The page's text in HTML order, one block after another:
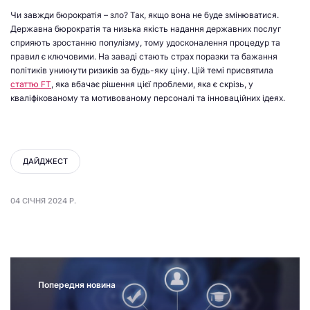
Чи завжди бюрократія – зло? Так, якщо вона не буде змінюватися.
Державна бюрократія та низька якість надання державних послуг
сприяють зростанню популізму, тому удосконалення процедур та
правил є ключовими. На заваді стають страх поразки та бажання
політиків уникнути ризиків за будь-яку ціну. Цій темі присвятила
статтю FT, яка вбачає рішення цієї проблеми, яка є скрізь, у
кваліфікованому та мотивованому персоналі та інноваційних ідеях.
ДАЙДЖЕСТ
04 СІЧНЯ 2024 Р.
Попередня новина